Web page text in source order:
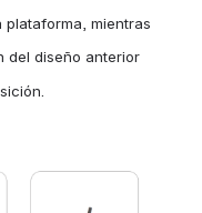
plataforma, mientras
del diseño anterior